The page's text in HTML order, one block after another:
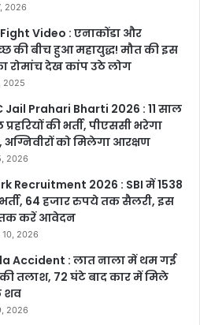
2026
Video : एनाकोंडा और
की बीच हुआ महायुद्ध! मौत की इस
रोमांच देख कांप उठे लोग
2025
Jail Prahari Bharti 2026 : 11 साल
की भर्ती, पीएससी भरेगा
अग्निवीरों को मिलेगा आरक्षण
2026
Recruitment 2026 : SBI में 1538
64 हजार रुपये तक सैलरी, इस
तक करें आवेदन
10, 2026
Accident : लात नाला में थम गई
तलाश, 72 घंटे बाद कार में मिले
शव
2026